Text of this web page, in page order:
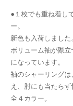
●１枚でも重ね着し
ー。
新色も入荷しました。
ボリューム袖が際
になっています。
袖のシャーリング
え、肘にも当たらず
全４カラー。